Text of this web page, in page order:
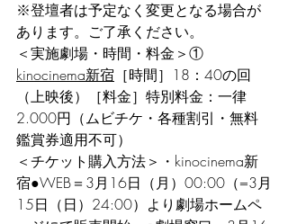
※登壇者は予定なく変更となる場合が
あります。ご了承ください。
＜実施劇場・時間・料金＞①
kinocinema新宿 ［時間］18：40の回
（上映後）［料金］特別料金：一律
2.000円（ムビチケ・各種割引・無料
鑑賞券適用不可）
＜チケット購入方法＞・kinocinema新
宿●WEB＝3月16日（月）00:00（=3月
15日（日）24:00）より劇場ホームペ